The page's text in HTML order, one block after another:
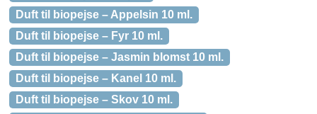
Duft til biopejse – Appelsin 10 ml.
Duft til biopejse – Fyr 10 ml.
Duft til biopejse – Jasmin blomst 10 ml.
Duft til biopejse – Kanel 10 ml.
Duft til biopejse – Skov 10 ml.